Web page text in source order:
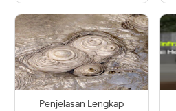
Penjelasan Lengkap